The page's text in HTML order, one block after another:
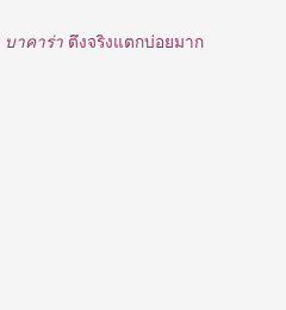
บาคาร่า ตึงจริงแตกบ่อยมาก